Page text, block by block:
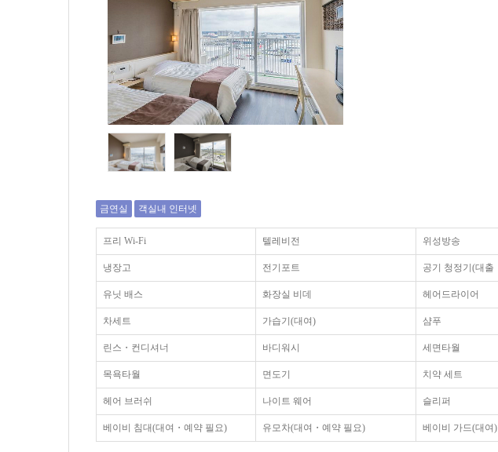
금연실 객실내 인터넷
프리 Wi-Fi 텔레비전 위성방송
냉장고 전기포트 공기 청정기(대출
유닛 배스 화장실 비데 헤어드라이어
차세트 가습기(대여) 샴푸
린스・컨디셔너 바디워시 세면타월
목욕타월 면도기 치약 세트
헤어 브러쉬 나이트 웨어 슬리퍼
베이비 침대(대여・예약 필요) 유모차(대여・예약 필요) 베이비 가드(대여)